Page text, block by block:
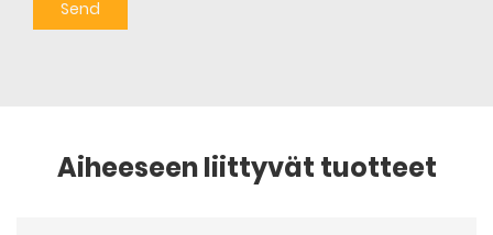
Aiheeseen liittyvät tuotteet